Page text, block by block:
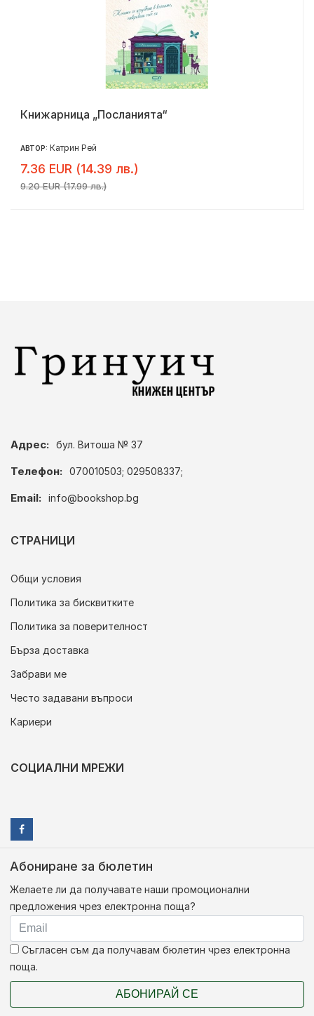
Книжарница „Посланията“
АВТОР: Катрин Рей
7.36 EUR (14.39 лв.)
9.20 EUR (17.99 лв.)
Адрес: бул. Витоша № 37
Телефон: 070010503; 029508337;
Email: info@bookshop.bg
СТРАНИЦИ
Общи условия
Политика за бисквитките
Политика за поверителност
Бърза доставка
Забрави ме
Често задавани въпроси
Кариери
СОЦИАЛНИ МРЕЖИ
Абониране за бюлетин
Желаете ли да получавате наши промоционални
предложения чрез електронна поща?
Съгласен съм да получавам бюлетин чрез електронна
поща.
АБОНИРАЙ СЕ